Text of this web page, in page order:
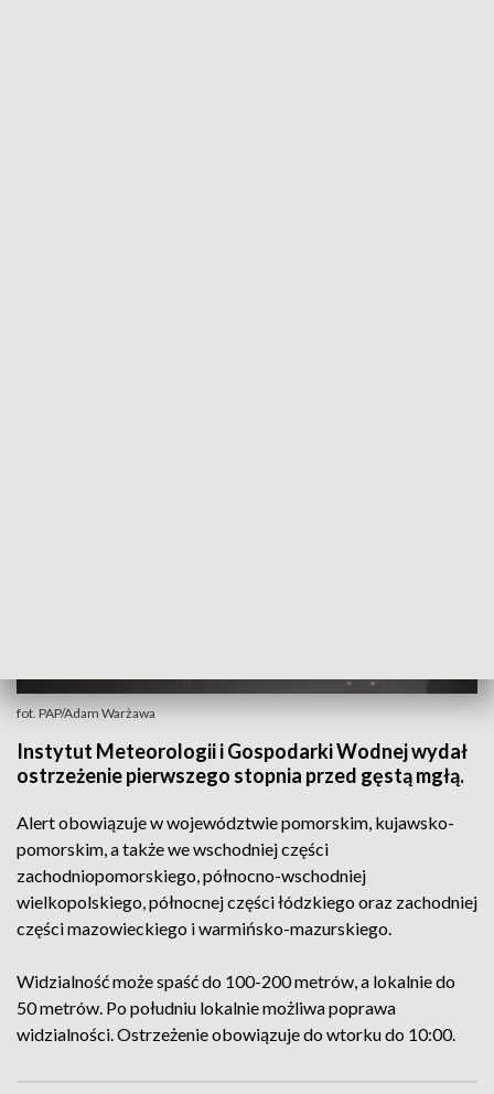
fot. PAP/Adam Warżawa
Instytut Meteorologii i Gospodarki Wodnej wydał
ostrzeżenie pierwszego stopnia przed gęstą mgłą.
Alert obowiązuje w województwie pomorskim, kujawsko-
pomorskim, a także we wschodniej części
zachodniopomorskiego, północno-wschodniej
wielkopolskiego, północnej części łódzkiego oraz zachodniej
części mazowieckiego i warmińsko-mazurskiego.
Widzialność może spaść do 100-200 metrów, a lokalnie do
50 metrów. Po południu lokalnie możliwa poprawa
widzialności. Ostrzeżenie obowiązuje do wtorku do 10:00.